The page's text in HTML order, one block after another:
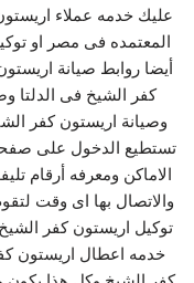
عليك خدمه عملاء
المعتمده فى مصر او
أيضا روابط صيانة
كفر الشيخ فى الدلتا
وصيانة اريستون كفر
تستطيع الدخول على
الاماكن ومعرفه أرقام
والاتصال بها اى وقت
توكيل اريستون كفر
خدمه اعطال اريستون